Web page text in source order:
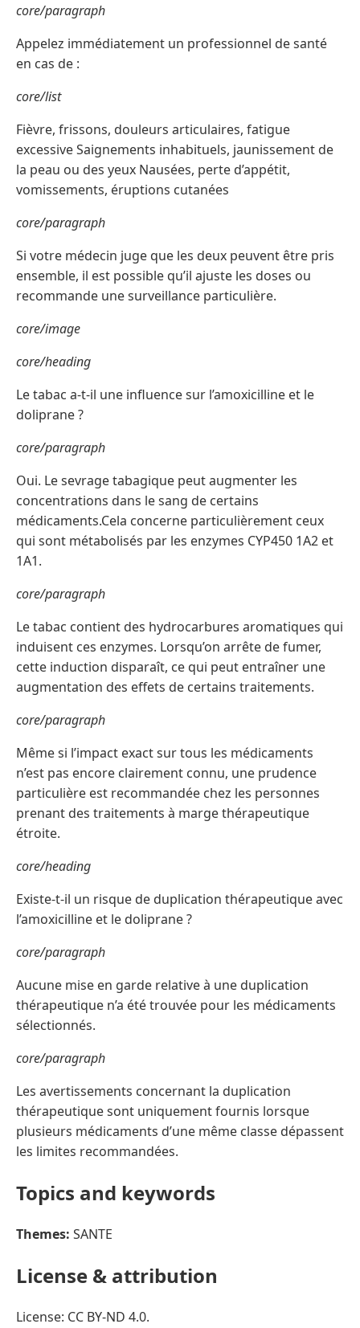
core/paragraph
Appelez immédiatement un professionnel de santé
en cas de :
core/list
Fièvre, frissons, douleurs articulaires, fatigue
excessive Saignements inhabituels, jaunissement de
la peau ou des yeux Nausées, perte d’appétit,
vomissements, éruptions cutanées
core/paragraph
Si votre médecin juge que les deux peuvent être pris
ensemble, il est possible qu’il ajuste les doses ou
recommande une surveillance particulière.
core/image
core/heading
Le tabac a-t-il une influence sur l’amoxicilline et le
doliprane ?
core/paragraph
Oui. Le sevrage tabagique peut augmenter les
concentrations dans le sang de certains
médicaments.Cela concerne particulièrement ceux
qui sont métabolisés par les enzymes CYP450 1A2 et
1A1.
core/paragraph
Le tabac contient des hydrocarbures aromatiques qui
induisent ces enzymes. Lorsqu’on arrête de fumer,
cette induction disparaît, ce qui peut entraîner une
augmentation des effets de certains traitements.
core/paragraph
Même si l’impact exact sur tous les médicaments
n’est pas encore clairement connu, une prudence
particulière est recommandée chez les personnes
prenant des traitements à marge thérapeutique
étroite.
core/heading
Existe-t-il un risque de duplication thérapeutique avec
l’amoxicilline et le doliprane ?
core/paragraph
Aucune mise en garde relative à une duplication
thérapeutique n’a été trouvée pour les médicaments
sélectionnés.
core/paragraph
Les avertissements concernant la duplication
thérapeutique sont uniquement fournis lorsque
plusieurs médicaments d’une même classe dépassent
les limites recommandées.
Topics and keywords
Themes: SANTE
License & attribution
License: CC BY-ND 4.0.